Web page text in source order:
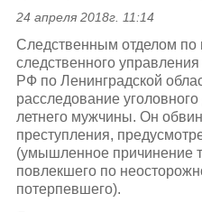
24 апреля 2018г. 11:14
Следственным отделом по
следственного
РФ по Ленинградской
расследование
летнего мужчины. Он
преступления,
(умышленное причинение
повлекшего по
потерпевшего).